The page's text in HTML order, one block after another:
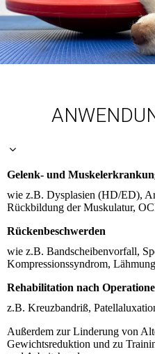
Gelenk- und
wie z.B. Dysplasien (HD/ED),
Rückbildung der Muskulatur,
Rückenbeschwerden
wie z.B. Bandscheibenvorfall,
Kompressionssyndrom,
Rehabilitation nach
z.B. Kreuzbandriß,
Außerdem zur Linderung von
Gewichtsreduktion und zu